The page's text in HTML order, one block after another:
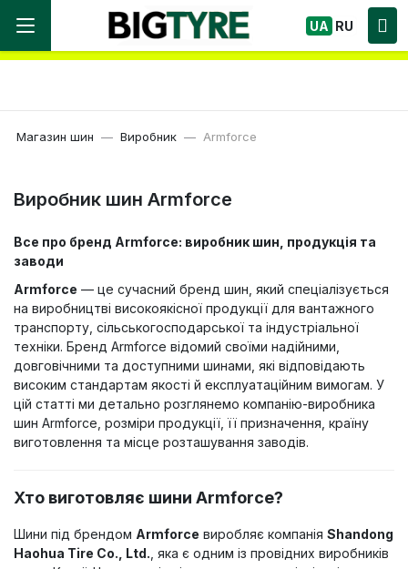
Ми працюємо! Великий вибір Шин, швидка
доставка по Україні!
UA RU
Магазин шин Виробник Armforce
Виробник шин Armforce
Все про бренд Armforce: виробник шин, продукція та
заводи
Armforce — це сучасний бренд шин, який спеціалізується
на виробництві високоякісної продукції для вантажного
транспорту, сільськогосподарської та індустріальної
техніки. Бренд Armforce відомий своїми надійними,
довговічними та доступними шинами, які відповідають
високим стандартам якості й експлуатаційним вимогам. У
цій статті ми детально розглянемо компанію-виробника
шин Armforce, розміри продукції, її призначення, країну
виготовлення та місце розташування заводів.
Хто виготовляє шини Armforce?
Шини під брендом Armforce виробляє компанія Shandong
Haohua Tire Co., Ltd. , яка є одним із провідних виробників